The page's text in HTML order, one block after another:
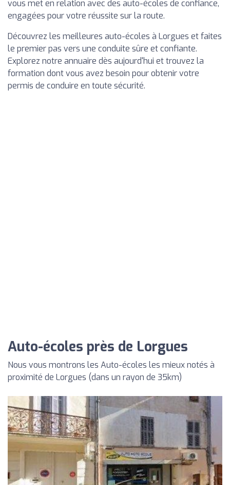
vous met en relation avec des auto-écoles de confiance,
engagées pour votre réussite sur la route.
Découvrez les meilleures auto-écoles à Lorgues et faites
le premier pas vers une conduite sûre et confiante.
Explorez notre annuaire dès aujourd'hui et trouvez la
formation dont vous avez besoin pour obtenir votre
permis de conduire en toute sécurité.
Auto-écoles près de Lorgues
Nous vous montrons les Auto-écoles les mieux notés à
proximité de Lorgues (dans un rayon de 35km)